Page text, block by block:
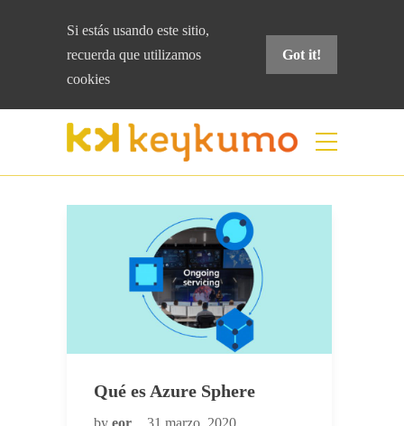
Si estás usando este sitio,
recuerda que utilizamos
cookies
Got it!
Windows IOT
Qué es Azure Sphere